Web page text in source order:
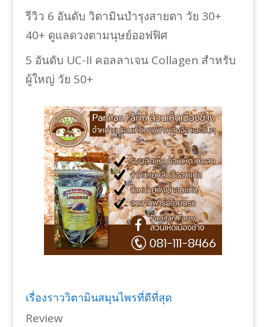
รีวิว 6 อันดับ วิตามินบำรุงสายตา วัย 30+
40+ ดูแลดวงตามนุษย์ออฟฟิศ
5 อันดับ UC-II คอลลาเจน Collagen สำหรับ
ผู้ใหญ่ วัย 50+
เรื่องราววิตามินสมุนไพรที่ดีที่สุด
Review